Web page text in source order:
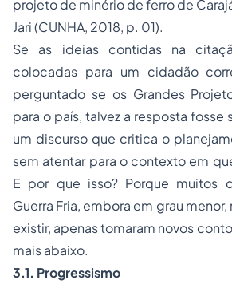
projeto de minério de ferro de
Jari (CUNHA, 2018, p. 01).
Se as ideias contidas na
colocadas para um cidadão
perguntado se os Grandes
para o país, talvez a resposta fosse
um discurso que critica o
sem atentar para o contexto em
E por que isso? Porque muitos
Guerra Fria, embora em grau
existir, apenas tomaram novos
mais abaixo.
3.1. Progressismo